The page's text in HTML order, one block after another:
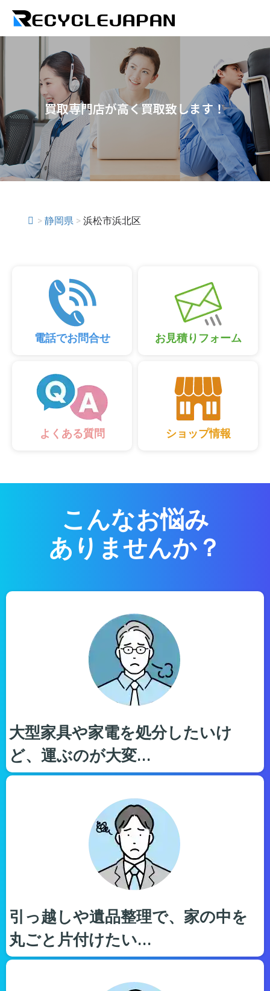
買取専門店が高く買取致します！
> 静岡県 > 浜松市浜北区
電話でお問合せ お見積りフォーム
よくある質問 ショップ情報
こんなお悩み
ありませんか？
大型家具や家電を処分したいけ
ど、運ぶのが大変…
引っ越しや遺品整理で、家の中を
丸ごと片付けたい…